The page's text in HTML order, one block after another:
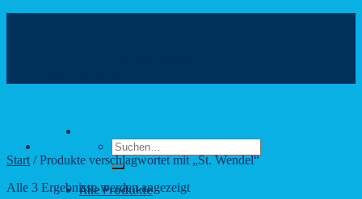
Suchen
nach:
Alle Produkte
Start /Produkte verschlagwortet mit „St. Wendel“
Alle 3 Ergebnisse werden angezeigtNach